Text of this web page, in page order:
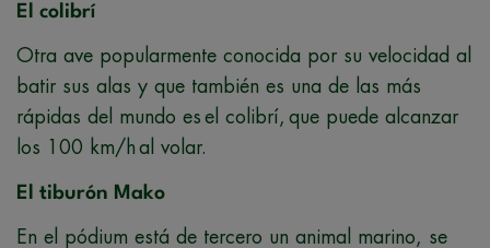
El colibrí
Otra ave popularmente conocida por su velocidad al
batir sus alas y que también es una de las más
rápidas del mundo es el colibrí, que puede alcanzar
los 100 km/h al volar.
El tiburón Mako
En el pódium está de tercero un animal marino, se